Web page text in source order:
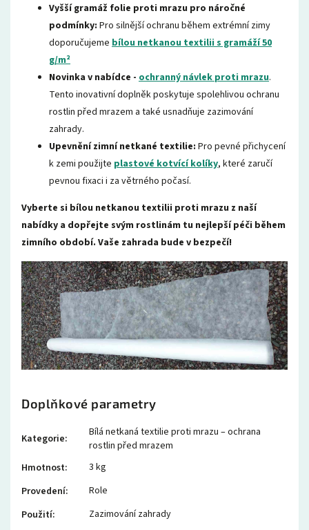
Vyšší gramáž folie proti mrazu pro náročné
podmínky: Pro silnější ochranu během extrémní zimy
doporučujeme bílou netkanou textilii s gramáží 50
g/m²
Novinka v nabídce - ochranný návlek proti mrazu.
Tento inovativní doplněk poskytuje spolehlivou ochranu
rostlin před mrazem a také usnadňuje zazimování
zahrady.
Upevnění zimní netkané textilie: Pro pevné přichycení
k zemi použijte plastové kotvící kolíky, které zaručí
pevnou fixaci i za větrného počasí.
Vyberte si bílou netkanou textilii proti mrazu z naší
nabídky a dopřejte svým rostlinám tu nejlepší péči během
zimního období. Vaše zahrada bude v bezpečí!
Doplňkové parametry
Kategorie:
Bílá netkaná textilie proti mrazu – ochrana
rostlin před mrazem
Hmotnost:
3 kg
Provedení:
Role
Použití:
Zazimování zahrady